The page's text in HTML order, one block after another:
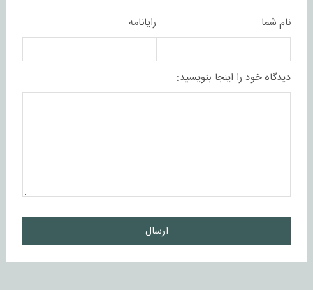
نام شما رایانامه
دیدگاه خود را اینجا بنویسید:
ارسال